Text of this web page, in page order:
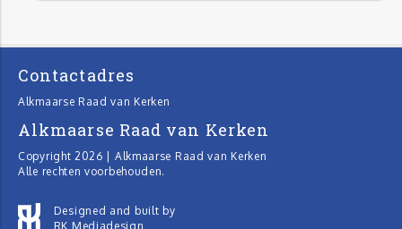
Contactadres
Alkmaarse Raad van Kerken
Alkmaarse Raad van Kerken
Copyright 2026 | Alkmaarse Raad van Kerken
Alle rechten voorbehouden.
Designed and built by
RK Mediadesign